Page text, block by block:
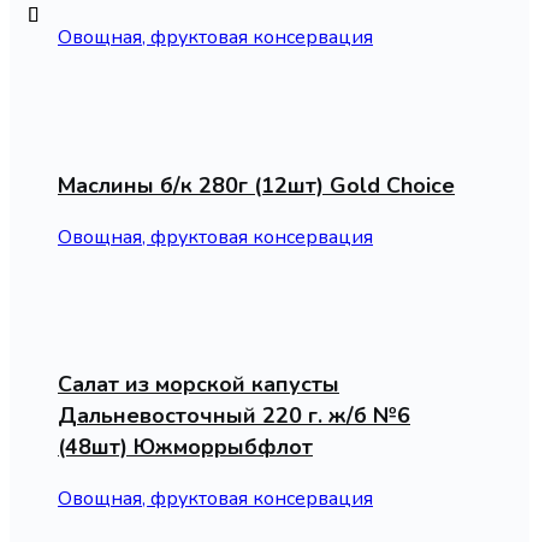
Овощная, фруктовая консервация
Маслины б/к 280г (12шт) Gold Choice
Овощная, фруктовая консервация
Салат из морской капусты
Дальневосточный 220 г. ж/б №6
(48шт) Южморрыбфлот
Овощная, фруктовая консервация